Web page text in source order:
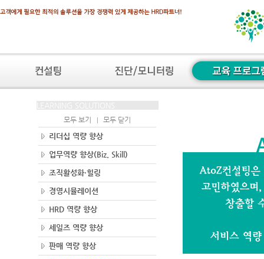
모두 보기 모두 닫기
리더십 역량 향상
업무역량 향상(Biz. Skill)
조직활성화·힐링
경영시뮬레이션
HRD 역량 향상
세일즈 역량 향상
판매 역량 향상